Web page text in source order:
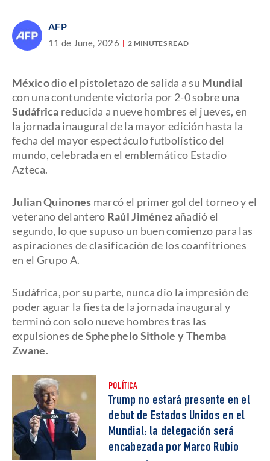
AFP
11 de June, 2026 2 MINUTES READ
Méxicodio el pistoletazo de salida a su Mundial
con una contundente victoria por 2-0 sobre una
Sudáfrica reducida a nueve hombres el jueves, en
la jornada inaugural de la mayor edición hasta la
fecha del mayor espectáculo futbolístico del
mundo, celebrada en el emblemático Estadio
Azteca.
Julian Quinones marcó el primer gol del torneo y el
veterano delantero Raúl Jiménez añadió el
segundo, lo que supuso un buen comienzo para las
aspiraciones de clasificación de los coanfitriones
en el Grupo A.
Sudáfrica, por su parte, nunca dio la impresión de
poder aguar la fiesta de la jornada inaugural y
terminó con solo nueve hombres tras las
expulsiones deSphephelo Sithole y Themba
Zwane.
POLÍTICA
Trump no estará presente en el
debut de Estados Unidos en el
Mundial: la delegación será
encabezada por Marco Rubio